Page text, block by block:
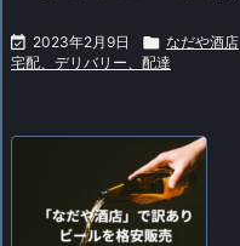
 2023年2月9日  なだや酒店
宅配、デリバリー、配達